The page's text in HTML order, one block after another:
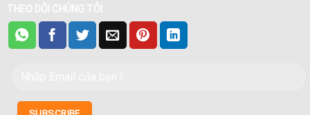
THEO DÕI CHÚNG TÔI